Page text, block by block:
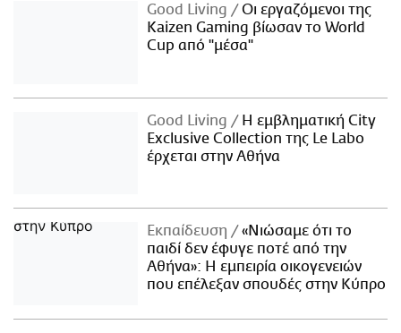
Good Living
Οι εργαζόμενοι της
Kaizen Gaming βίωσαν το World
Cup από "μέσα"
Good Living
Η εμβληματική City
Exclusive Collection της Le Labo
έρχεται στην Αθήνα
Εκπαίδευση
«Νιώσαμε ότι το
παιδί δεν έφυγε ποτέ από την
Αθήνα»: Η εμπειρία οικογενειών
που επέλεξαν σπουδές στην Κύπρο